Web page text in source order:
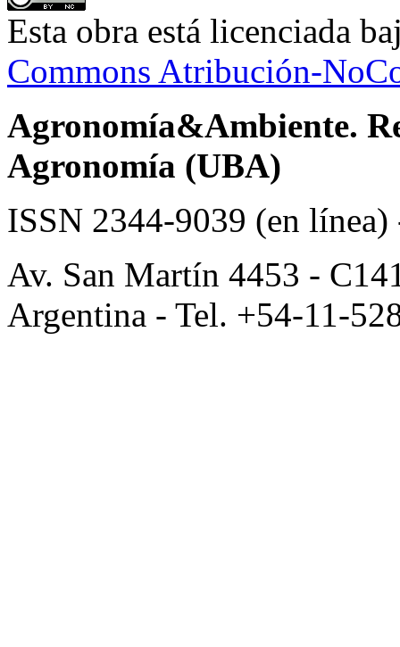
Esta obra está licenciada
Commons Atribución-
Agronomía&Ambiente.
Agronomía (UBA)
ISSN 2344-9039 (en
Av. San Martín 4453 -
Argentina - Tel. +54-11-